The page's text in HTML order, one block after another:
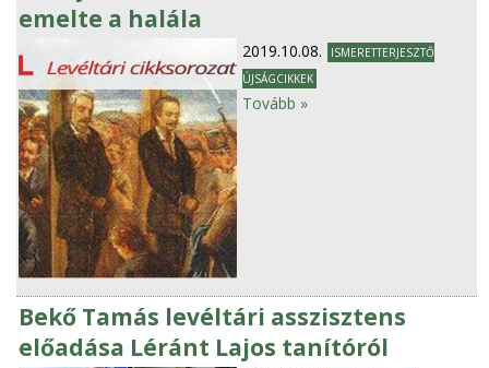
emelte a halála
2019.10.08.
ISMERETTERJESZTŐ
ÚJSÁGCIKKEK
Tovább »
Bekő Tamás levéltári asszisztens
előadása Léránt Lajos tanítóról